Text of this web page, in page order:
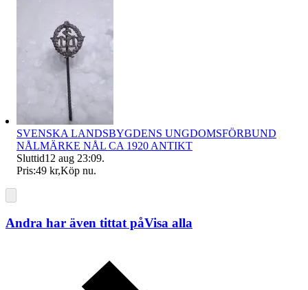
SVENSKA LANDSBYGDENS UNGDOMSFÖRBUND
NÅLMÄRKE NÅL CA 1920 ANTIKT
Sluttid12 aug 23:09.
Pris:49 kr,Köp nu.
Andra har även tittat påVisa alla